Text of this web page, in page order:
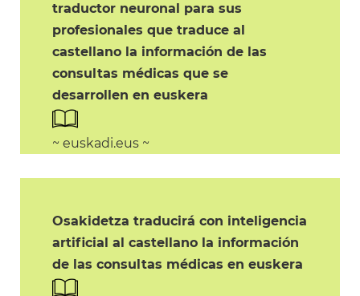
traductor neuronal para sus
profesionales que traduce al
castellano la información de las
consultas médicas que se
desarrollen en euskera
~ euskadi.eus ~
Osakidetza traducirá con inteligencia
artificial al castellano la información
de las consultas médicas en euskera